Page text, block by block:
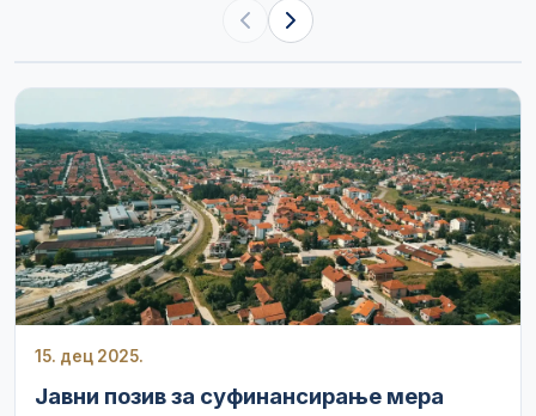
15. дец 2025.
Јавни позив за суфинансирање мера